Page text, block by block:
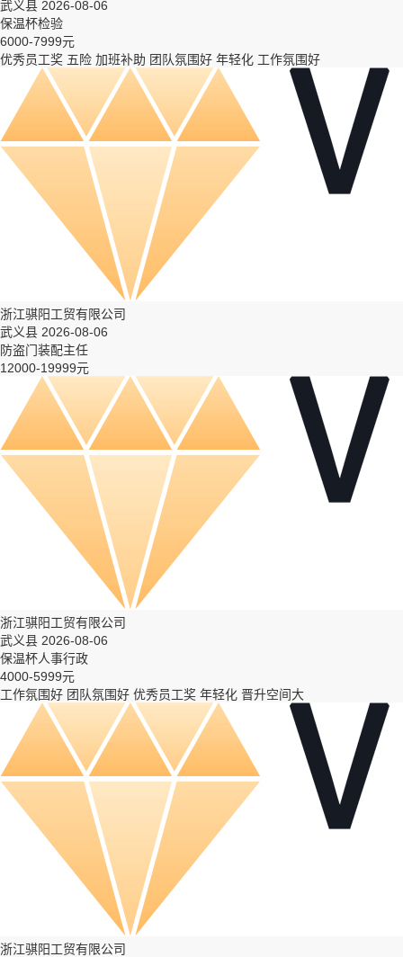
武义县 2026-08-06
保温杯检验
6000-7999元
优秀员工奖 五险 加班补助 团队氛围好 年轻化 工作氛围好
浙江骐阳工贸有限公司
武义县 2026-08-06
防盗门装配主任
12000-19999元
浙江骐阳工贸有限公司
武义县 2026-08-06
保温杯人事行政
4000-5999元
工作氛围好 团队氛围好 优秀员工奖 年轻化 晋升空间大
浙江骐阳工贸有限公司